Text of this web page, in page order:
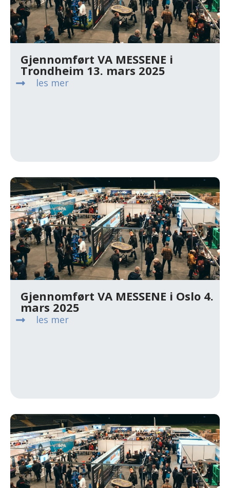
Gjennomført VA MESSENE i
Trondheim 13. mars 2025
les mer
Gjennomført VA MESSENE i Oslo 4.
mars 2025
les mer